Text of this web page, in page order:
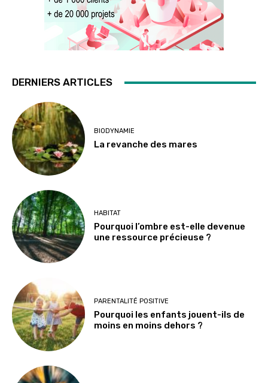
DERNIERS ARTICLES
BIODYNAMIE
La revanche des mares
HABITAT
Pourquoi l’ombre est-elle devenue
une ressource précieuse ?
PARENTALITÉ POSITIVE
Pourquoi les enfants jouent-ils de
moins en moins dehors ?